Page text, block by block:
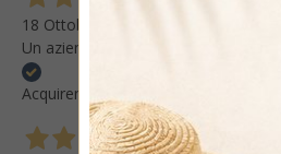
18 Ottobre 2025
Un azienda professionale, materiali
Acquirente verificato